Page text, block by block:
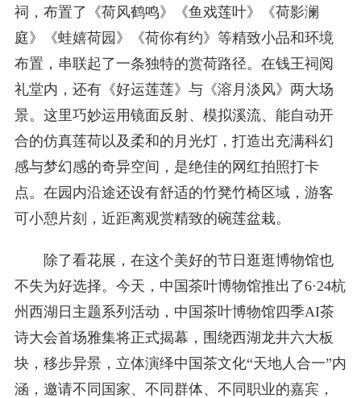
祠，布置了《荷风鹤鸣》《鱼戏莲叶》《荷影澜
庭》《蛙嬉荷园》《荷你有约》等精致小品和环境
布置，串联起了一条独特的赏荷路径。在钱王祠阅
礼堂内，还有《好运莲莲》与《溶月淡风》两大场
景。这里巧妙运用镜面反射、模拟溪流、能自动开
合的仿真莲荷以及柔和的月光灯，打造出充满科幻
感与梦幻感的奇异空间，是绝佳的网红拍照打卡
点。在园内沿途还设有舒适的竹凳竹椅区域，游客
可小憩片刻，近距离观赏精致的碗莲盆栽。
除了看花展，在这个美好的节日逛逛博物馆也
不失为好选择。今天，中国茶叶博物馆推出了6·24杭
州西湖日主题系列活动，中国茶叶博物馆四季AI茶
诗大会首场雅集将正式揭幕，围绕西湖龙井六大板
块，移步异景，立体演绎中国茶文化“天地人合一”内
涵，邀请不同国家、不同群体、不同职业的嘉宾，